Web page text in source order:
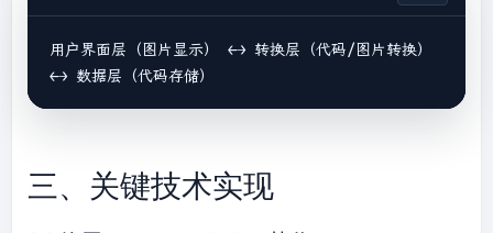
用户界面层（图片显示） ←→ 转换层（代码/图片转换）
三、关键技术实现